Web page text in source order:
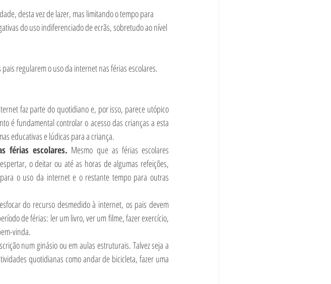
desta vez de lazer, mas limitando o tempo para
do uso indiferenciado de ecrãs, sobretudo ao nível
regularem o uso da internet nas férias escolares.
faz parte do quotidiano e, por isso, parece utópico
é fundamental controlar o acesso das crianças a esta
educativas e lúdicas para a criança.
férias escolares. Mesmo que as férias escolares
o deitar ou até as horas de algumas refeições,
o uso da internet e o restante tempo para outras
do recurso desmedido à internet, os pais devem
de férias: ler um livro, ver um filme, fazer exercício,
vinda.
num ginásio ou em aulas estruturais. Talvez seja a
quotidianas como andar de bicicleta, fazer uma